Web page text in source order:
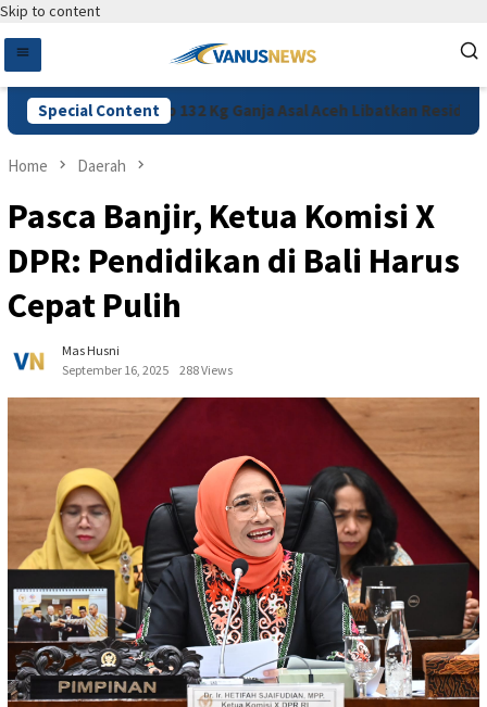
Skip to content
Special Content
Jakpus Ungkap 132 Kg Ganja Asal Aceh Libatkan Residivis
Home Daerah
Pasca Banjir, Ketua Komisi X
DPR: Pendidikan di Bali Harus
Cepat Pulih
Mas Husni
September 16, 2025
288 Views